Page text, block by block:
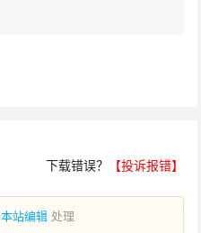
下载错误？ 【投诉报错】
本站编辑 处理